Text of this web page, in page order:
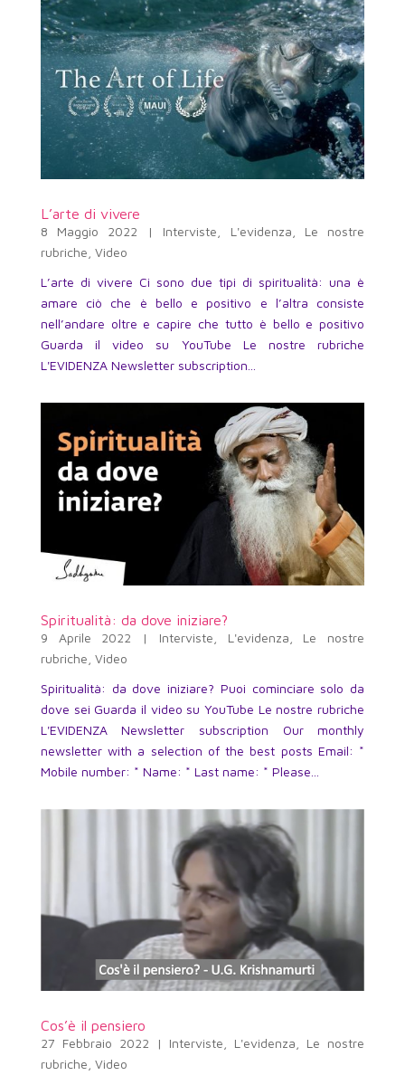
L’arte di vivere
8 Maggio 2022 | Interviste L'evidenza
Le nostre
rubriche Video
L’arte di vivere Ci sono due tipi di spiritualità: una è
amare ciò che è bello e positivo e l’altra consiste
nell’andare oltre e capire che tutto è bello e positivo
Guarda il video su YouTube Le nostre rubriche
L'EVIDENZA Newsletter subscription...
Spiritualità: da dove iniziare?
9 Aprile 2022 | Interviste L'evidenza
Le nostre
rubriche Video
Spiritualità: da dove iniziare? Puoi cominciare solo da
dove sei Guarda il video su YouTube Le nostre rubriche
L'EVIDENZA Newsletter subscription Our monthly
newsletter with a selection of the best posts Email: *
Mobile number: * Name: * Last name: * Please...
Cos’è il pensiero
27 Febbraio 2022 | Interviste L'evidenza
Le nostre
rubriche Video